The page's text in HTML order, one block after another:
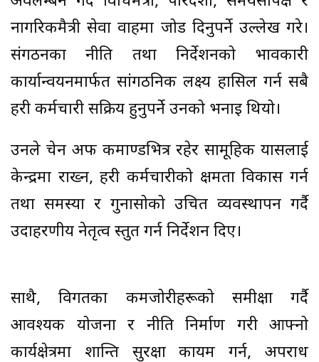
नागरिकमैत्री सेवा प्रवाहमा जोड दिनुपर्ने उल्लेख गरे।
संगठनका नीति तथा निर्देशनको प्रभावकारी
कार्यान्वयनमार्फत सांगठनिक लक्ष्य हासिल गर्न सबै
प्रहरी कर्मचारी सक्रिय हुनुपर्ने उनको भनाइ थियो।
उनले चेन अफ कमाण्डभित्र रहेर सामूहिक प्रयासलाई
केन्द्रमा राख्न, प्रहरी कर्मचारीको क्षमता विकास गर्न
तथा समस्या र गुनासोको उचित व्यवस्थापन गर्दै
उदाहरणीय नेतृत्व प्रस्तुत गर्न निर्देशन दिए।
साथै, विगतका कमजोरीहरूको समीक्षा गर्दै
आवश्यक योजना र नीति निर्माण गरी आफ्नो
कार्यक्षेत्रमा शान्ति सुरक्षा कायम गर्न, अपराध